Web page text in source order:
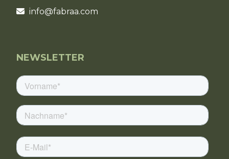
info@fabraa.com
NEWSLETTER